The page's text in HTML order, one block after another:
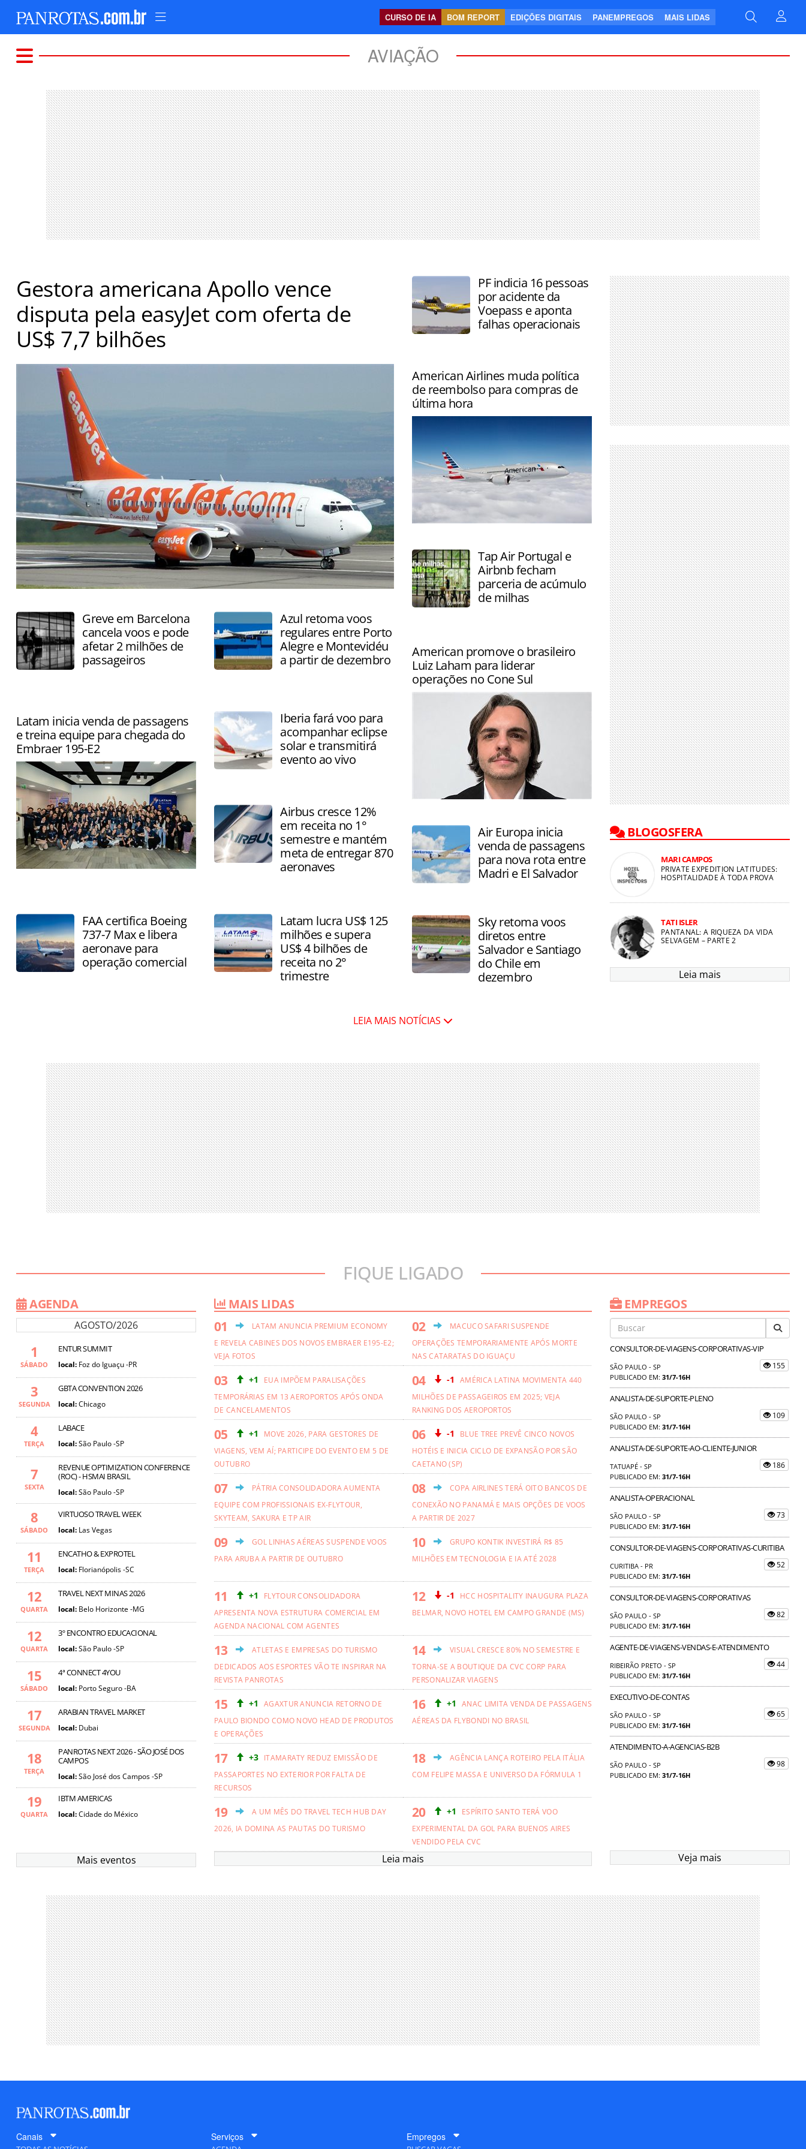
CURSO DE IA BOM REPORT EDIÇÕES DIGITAIS PANEMPREGOS MAIS LIDAS
AVIAÇÃO
Gestora americana Apollo vence
disputa pela easyJet com oferta de
US$ 7,7 bilhões
Acionistas receberão 7,15 libras por ação com aquisição da companhia aérea
PF indicia 16 pessoas
por acidente da
Voepass e aponta
falhas operacionais
American Airlines muda política
de reembolso para compras de
última hora
com sete dias de antecedência
Tap Air Portugal e
Airbnb fecham
parceria de acúmulo
de milhas
Greve em Barcelona
cancela voos e pode
afetar 2 milhões de
passageiros
Azul retoma voos
regulares entre Porto
Alegre e Montevidéu
a partir de dezembro
American promove o brasileiro
Luiz Laham para liderar
operações no Cone Sul
países
Iberia fará voo para
acompanhar eclipse
solar e transmitirá
evento ao vivo
Latam inicia venda de passagens
e treina equipe para chegada do
Embraer 195-E2
Airbus cresce 12%
em receita no 1°
semestre e mantém
meta de entregar 870
aeronaves
Air Europa inicia
venda de passagens
para nova rota entre
Madri e El Salvador
BLOGOSFERA
MARI CAMPOS
PRIVATE EXPEDITION LATITUDES:
HOSPITALIDADE À TODA PROVA
TATI ISLER
PANTANAL: A RIQUEZA DA VIDA
SELVAGEM – PARTE 2
Leia mais
FAA certifica Boeing
737-7 Max e libera
aeronave para
operação comercial
Latam lucra US$ 125
milhões e supera
US$ 4 bilhões de
receita no 2°
trimestre
Sky retoma voos
diretos entre
Salvador e Santiago
do Chile em
dezembro
LEIA MAIS NOTÍCIAS
FIQUE LIGADO
AGENDA
AGOSTO/2026
1
SÁBADO
ENTUR SUMMIT
local: Foz do Iguaçu -PR
3
SEGUNDA
GBTA CONVENTION 2026
local:Chicago
4
TERÇA
LABACE
local:São Paulo -SP
7
SEXTA
REVENUE OPTIMIZATION CONFERENCE
(ROC) - HSMAI BRASIL
local:São Paulo -SP
8
SÁBADO
VIRTUOSO TRAVEL WEEK
local: Las Vegas
11
TERÇA
ENCATHO & EXPROTEL
local: Florianópolis -SC
12
QUARTA
TRAVEL NEXT MINAS 2026
local: Belo Horizonte -MG
12
QUARTA
3º ENCONTRO EDUCACIONAL
local:São Paulo -SP
15
SÁBADO
4ª CONNECT 4YOU
local: Porto Seguro -BA
17
SEGUNDA
ARABIAN TRAVEL MARKET
local: Dubai
18
TERÇA
PANROTAS NEXT 2026 - SÃO JOSÉ DOS
CAMPOS
local:São José dos Campos -SP
19
QUARTA
IBTM AMERICAS
local:Cidade do México
Mais eventos
MAIS LIDAS
LATAM ANUNCIA PREMIUM ECONOMY
E REVELA CABINES DOS NOVOS EMBRAER E195-E2;
VEJA FOTOS
MACUCO SAFARI SUSPENDE
OPERAÇÕES TEMPORARIAMENTE APÓS MORTE
NAS CATARATAS DO IGUAÇU
+1
EUA IMPÕEM PARALISAÇÕES
TEMPORÁRIAS EM 13 AEROPORTOS APÓS ONDA
DE CANCELAMENTOS
-1
AMÉRICA LATINA MOVIMENTA 440
MILHÕES DE PASSAGEIROS EM 2025; VEJA
RANKING DOS AEROPORTOS
+1
MOVE 2026, PARA GESTORES DE
VIAGENS, VEM AÍ; PARTICIPE DO EVENTO EM 5 DE
OUTUBRO
-1
BLUE TREE PREVÊ CINCO NOVOS
HOTÉIS E INICIA CICLO DE EXPANSÃO POR SÃO
CAETANO (SP)
PÁTRIA CONSOLIDADORA AUMENTA
EQUIPE COM PROFISSIONAIS EX-FLYTOUR,
SKYTEAM, SAKURA E TP AIR
COPA AIRLINES TERÁ OITO BANCOS DE
CONEXÃO NO PANAMÁ E MAIS OPÇÕES DE VOOS
A PARTIR DE 2027
GOL LINHAS AÉREAS SUSPENDE VOOS
PARA ARUBA A PARTIR DE OUTUBRO
GRUPO KONTIK INVESTIRÁ R$ 85
MILHÕES EM TECNOLOGIA E IA ATÉ 2028
+1
FLYTOUR CONSOLIDADORA
APRESENTA NOVA ESTRUTURA COMERCIAL EM
AGENDA NACIONAL COM AGENTES
-1
HCC HOSPITALITY INAUGURA PLAZA
BELMAR, NOVO HOTEL EM CAMPO GRANDE (MS)
ATLETAS E EMPRESAS DO TURISMO
DEDICADOS AOS ESPORTES VÃO TE INSPIRAR NA
REVISTA PANROTAS
VISUAL CRESCE 80% NO SEMESTRE E
TORNA-SE A BOUTIQUE DA CVC CORP PARA
PERSONALIZAR VIAGENS
+1
AGAXTUR ANUNCIA RETORNO DE
PAULO BIONDO COMO NOVO HEAD DE PRODUTOS
E OPERAÇÕES
+1
ANAC LIMITA VENDA DE PASSAGENS
AÉREAS DA FLYBONDI NO BRASIL
+3 ITAMARATY REDUZ EMISSÃO DE
PASSAPORTES NO EXTERIOR POR FALTA DE
RECURSOS
AGÊNCIA LANÇA ROTEIRO PELA ITÁLIA
COM FELIPE MASSA E UNIVERSO DA FÓRMULA 1
A UM MÊS DO TRAVEL TECH HUB DAY
2026, IA DOMINA AS PAUTAS DO TURISMO
+1
ESPÍRITO SANTO TERÁ VOO
EXPERIMENTAL DA GOL PARA BUENOS AIRES
VENDIDO PELA CVC
Leia mais
EMPREGOS
CONSULTOR-DE-VIAGENS-CORPORATIVAS-VIP
SÃO PAULO - SP
PUBLICADO EM: 31/7-16H
155
ANALISTA-DE-SUPORTE-PLENO
SÃO PAULO - SP
PUBLICADO EM: 31/7-16H
109
ANALISTA-DE-SUPORTE-AO-CLIENTE-JUNIOR
TATUAPÉ - SP
PUBLICADO EM: 31/7-16H
186
ANALISTA-OPERACIONAL
SÃO PAULO - SP
PUBLICADO EM: 31/7-16H
73
CONSULTOR-DE-VIAGENS-CORPORATIVAS-CURITIBA
CURITIBA - PR
PUBLICADO EM: 31/7-16H
52
CONSULTOR-DE-VIAGENS-CORPORATIVAS
SÃO PAULO - SP
PUBLICADO EM: 31/7-16H
82
AGENTE-DE-VIAGENS-VENDAS-E-ATENDIMENTO
RIBEIRÃO PRETO - SP
PUBLICADO EM: 31/7-16H
44
EXECUTIVO-DE-CONTAS
SÃO PAULO - SP
PUBLICADO EM: 31/7-16H
65
ATENDIMENTO-A-AGENCIAS-B2B
SÃO PAULO - SP
PUBLICADO EM: 31/7-16H
98
Veja mais
Canais Serviços Empregos